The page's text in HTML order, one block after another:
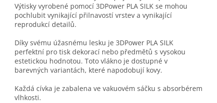
Výtisky vyrobené pomocí 3DPower PLA SILK se mohou
pochlubit vynikající přilnavostí vrstev a vynikající
reprodukcí detailů.
Díky svému úžasnému lesku je 3DPower PLA SILK
perfektní pro tisk dekorací nebo předmětů s vysokou
estetickou hodnotou. Toto vlákno je dostupné v
barevných variantách, které napodobují kovy.
Každá cívka je zabalena ve vakuovém sáčku s absorbérem
vlhkosti.